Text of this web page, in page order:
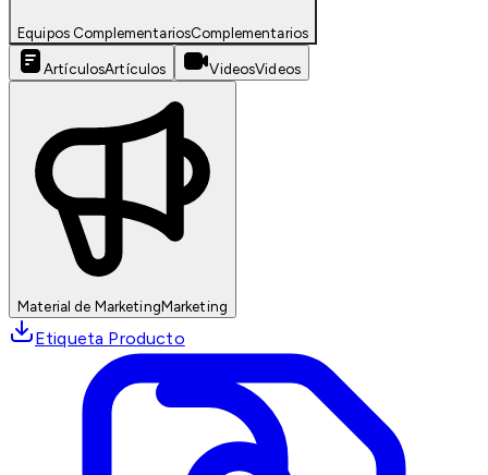
Equipos ComplementariosComplementarios
ArtículosArtículos VideosVideos
Material de MarketingMarketing
Etiqueta Producto